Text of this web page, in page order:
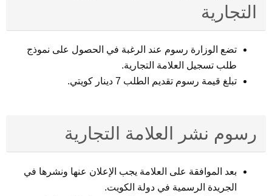
التجارية
تضع الوزارة رسوم عند الرغبة في الحصول على نموذج
طلب تسجيل العلامة التجارية.
تبلغ قيمة رسوم تقديم الطلب 7 دينار كويتي.
رسوم نشر العلامة التجارية
بعد الموافقة على العلامة يجب الإعلان عنها ونشرها في
الجريدة الرسمية في دولة الكويت.